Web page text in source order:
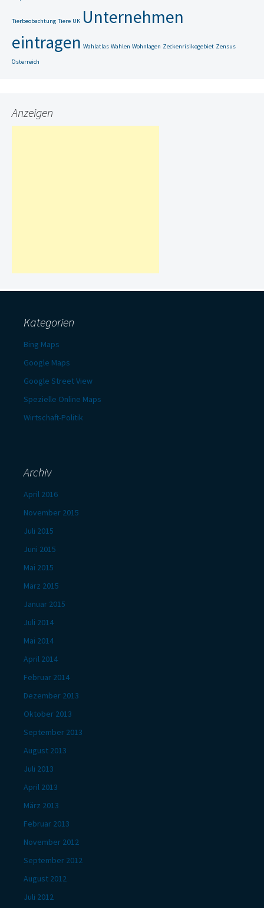
Tierbeobachtung Tiere UK Unternehmen
eintragen Wahlatlas Wahlen Wohnlagen Zeckenrisikogebiet Zensus
Österreich
Anzeigen
Kategorien
Bing Maps
Google Maps
Google Street View
Spezielle Online Maps
Wirtschaft-Politik
Archiv
April 2016
November 2015
Juli 2015
Juni 2015
Mai 2015
März 2015
Januar 2015
Juli 2014
Mai 2014
April 2014
Februar 2014
Dezember 2013
Oktober 2013
September 2013
August 2013
Juli 2013
April 2013
März 2013
Februar 2013
November 2012
September 2012
August 2012
Juli 2012